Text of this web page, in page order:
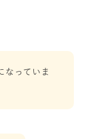
なっていま